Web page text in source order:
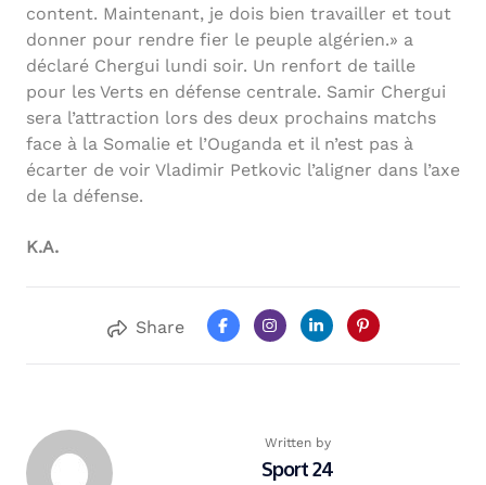
content. Maintenant, je dois bien travailler et tout
donner pour rendre fier le peuple algérien.» a
déclaré Chergui lundi soir. Un renfort de taille
pour les Verts en défense centrale. Samir Chergui
sera l’attraction lors des deux prochains matchs
face à la Somalie et l’Ouganda et il n’est pas à
écarter de voir Vladimir Petkovic l’aligner dans l’axe
de la défense.
K.A.
Share
Written by
Sport 24